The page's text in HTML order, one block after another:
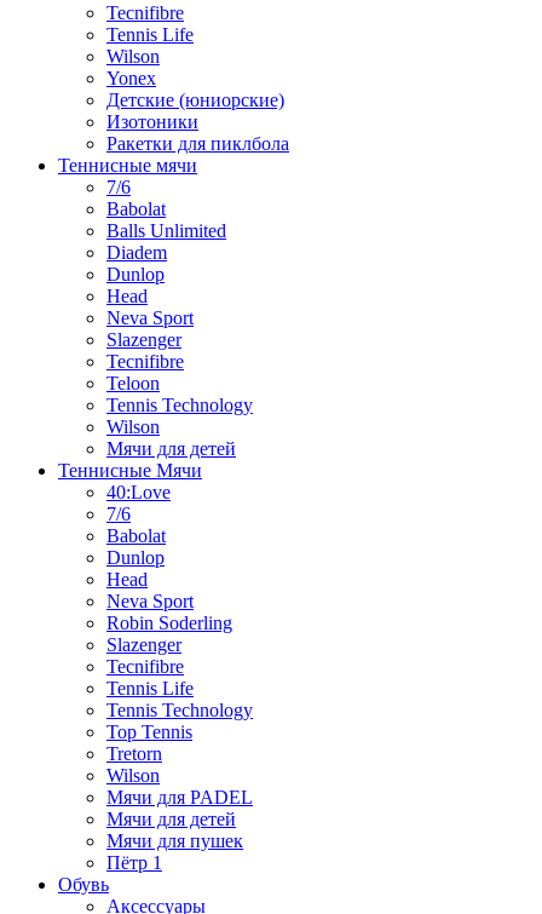
Tecnifibre
Tennis Life
Wilson
Yonex
Детские (юниорские)
Изотоники
Ракетки для пиклбола
Теннисные мячи
7/6
Babolat
Balls Unlimited
Diadem
Dunlop
Head
Neva Sport
Slazenger
Tecnifibre
Teloon
Tennis Technology
Wilson
Мячи для детей
Теннисные Мячи
40:Love
7/6
Babolat
Dunlop
Head
Neva Sport
Robin Soderling
Slazenger
Tecnifibre
Tennis Life
Tennis Technology
Top Tennis
Tretorn
Wilson
Мячи для PADEL
Мячи для детей
Мячи для пушек
Пётр 1
Обувь
Аксессуары